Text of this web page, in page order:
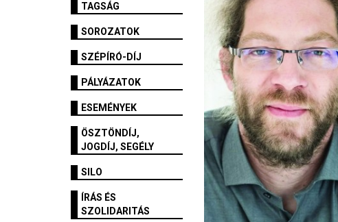
TAGSÁG
SOROZATOK
SZÉPÍRÓ-DÍJ
PÁLYÁZATOK
ESEMÉNYEK
ÖSZTÖNDÍJ,
JOGDÍJ, SEGÉLY
SILO
ÍRÁS ÉS
SZOLIDARITÁS